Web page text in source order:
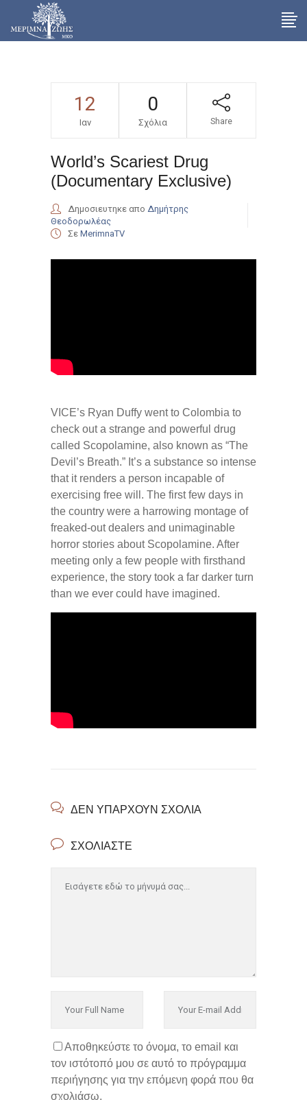
12
Ιαν
0
Σχόλια Share
World’s Scariest Drug
(Documentary Exclusive)
Δημοσιευτηκε απο Δημήτρης
Θεοδορωλέας
Σε MerimnaTV
VICE’s Ryan Duffy went to Colombia to
check out a strange and powerful drug
called Scopolamine, also known as “The
Devil’s Breath.” It’s a substance so intense
that it renders a person incapable of
exercising free will. The first few days in
the country were a harrowing montage of
freaked-out dealers and unimaginable
horror stories about Scopolamine. After
meeting only a few people with firsthand
experience, the story took a far darker turn
than we ever could have imagined.
ΔΕΝ ΥΠΆΡΧΟΥΝ ΣΧΌΛΙΑ
ΣΧΟΛΙΆΣΤΕ
Αποθηκεύστε το όνομα, το email και
τον ιστότοπό μου σε αυτό το πρόγραμμα
περιήγησης για την επόμενη φορά που θα
σχολιάσω.